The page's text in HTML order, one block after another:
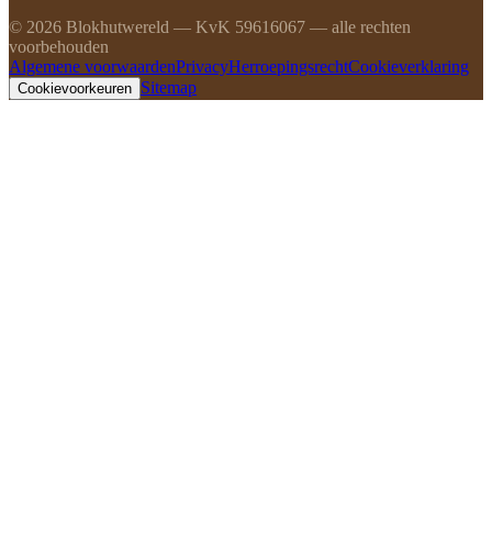
© 2026 Blokhutwereld — KvK 59616067 — alle rechten
voorbehouden
Algemene voorwaardenPrivacyHerroepingsrechtCookieverklaring
Cookievoorkeuren Sitemap